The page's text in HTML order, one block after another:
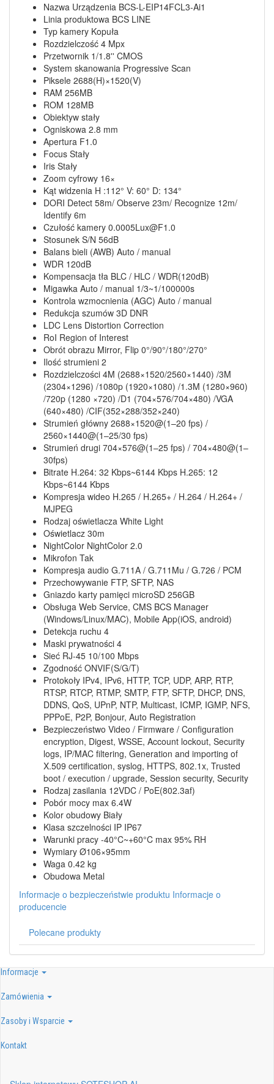
Nazwa Urządzenia BCS-L-EIP14FCL3-Ai1
Linia produktowa BCS LINE
Typ kamery Kopuła
Rozdzielczość 4 Mpx
Przetwornik 1/1.8'' CMOS
System skanowania Progressive Scan
Piksele 2688(H)×1520(V)
RAM 256MB
ROM 128MB
Obiektyw stały
Ogniskowa 2.8 mm
Apertura F1.0
Focus Stały
Iris Stały
Zoom cyfrowy 16×
Kąt widzenia H :112° V: 60° D: 134°
DORI Detect 58m/ Observe 23m/ Recognize 12m/
Identify 6m
Czułość kamery 0.0005Lux@F1.0
Stosunek S/N 56dB
Balans bieli (AWB) Auto / manual
WDR 120dB
Kompensacja tła BLC / HLC / WDR(120dB)
Migawka Auto / manual 1/3~1/100000s
Kontrola wzmocnienia (AGC) Auto / manual
Redukcja szumów 3D DNR
LDC Lens Distortion Correction
RoI Region of Interest
Obrót obrazu Mirror, Flip 0°/90°/180°/270°
Ilość strumieni 2
Rozdzielczości 4M (2688×1520/2560×1440) /3M
(2304×1296) /1080p (1920×1080) /1.3M (1280×960)
/720p (1280 ×720) /D1 (704×576/704×480) /VGA
(640×480) /CIF(352×288/352×240)
Strumień główny 2688×1520@(1–20 fps) /
2560×1440@(1–25/30 fps)
Strumień drugi 704×576@(1–25 fps) / 704×480@(1–
30fps)
Bitrate H.264: 32 Kbps~6144 Kbps H.265: 12
Kbps~6144 Kbps
Kompresja wideo H.265 / H.265+ / H.264 / H.264+ /
MJPEG
Rodzaj oświetlacza White Light
Oświetlacz 30m
NightColor NightColor 2.0
Mikrofon Tak
Kompresja audio G.711A / G.711Mu / G.726 / PCM
Przechowywanie FTP, SFTP, NAS
Gniazdo karty pamięci microSD 256GB
Obsługa Web Service, CMS BCS Manager
(Windows/Linux/MAC), Mobile App(iOS, android)
Detekcja ruchu 4
Maski prywatności 4
Sieć RJ-45 10/100 Mbps
Zgodność ONVIF(S/G/T)
Protokoły IPv4, IPv6, HTTP, TCP, UDP, ARP, RTP,
RTSP, RTCP, RTMP, SMTP, FTP, SFTP, DHCP, DNS,
DDNS, QoS, UPnP, NTP, Multicast, ICMP, IGMP, NFS,
PPPoE, P2P, Bonjour, Auto Registration
Bezpieczeństwo Video / Firmware / Configuration
encryption, Digest, WSSE, Account lockout, Security
logs, IP/MAC filtering, Generation and importing of
X.509 certification, syslog, HTTPS, 802.1x, Trusted
boot / execution / upgrade, Session security, Security
Rodzaj zasilania 12VDC / PoE(802.3af)
Pobór mocy max 6.4W
Kolor obudowy Biały
Klasa szczelności IP IP67
Warunki pracy -40°C~+60°C max 95% RH
Wymiary Ø106×95mm
Waga 0.42 kg
Obudowa Metal
Informacje o bezpieczeństwie produktu Informacje o
producencie
Polecane produkty
Informacje
Zamówienia
Zasoby i Wsparcie
Kontakt